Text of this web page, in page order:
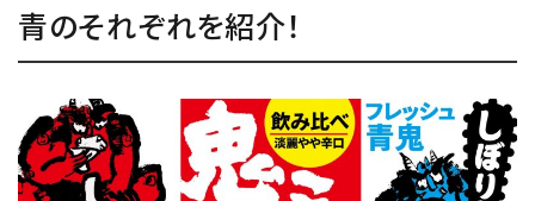
青のそれぞれを紹介！